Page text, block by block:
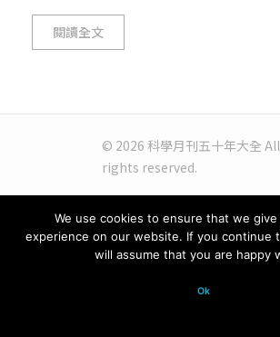
閱讀全文
© 2026 科學月刊五十年大全 All
rights reserved.
We use cookies to ensure that we
experience on our website. If you continue
will assume that you are happy
Ok